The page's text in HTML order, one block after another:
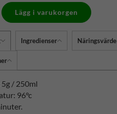
Lägg i varukorgen
Ingredienser Näringsvärde
/ 250ml
96°c